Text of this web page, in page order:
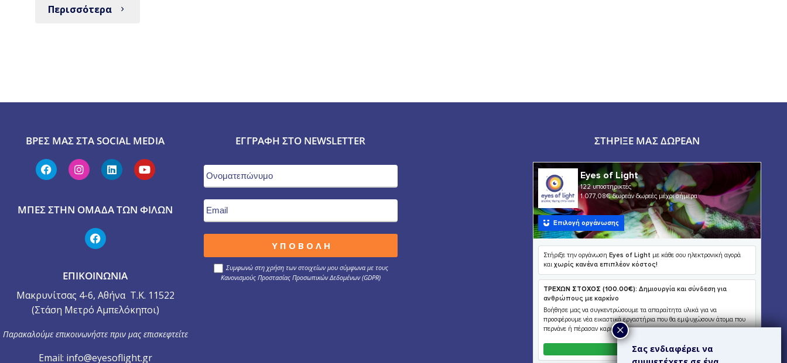
Περισσότερα
ΒΡΕΣ ΜΑΣ ΣΤΑ SOCIAL MEDIA
ΜΠΕΣ ΣΤΗΝ ΟΜΆΔΑ ΤΩΝ ΦΊΛΩΝ
ΕΠΙΚΟΙΝΩΝΙΑ
Μακρυνίτσας 4-6, Αθήνα Τ.Κ. 11522
(Στάση Μετρό Αμπελόκηποι)
Παρακαλούμε επικοινωνήστε πριν μας επισκεφτείτε
Email: info@eyesoflight.gr
ΕΓΓΡΑΦΉ ΣΤΟ NEWSLETTER
Συμφωνώ στη χρήση των στοιχείων μου σύμφωνα με τους
Κανονισμούς Προστασίας Προσωπικών Δεδομένων (GDPR)
ΣΤΉΡΙΞΕ ΜΑΣ ΔΩΡΕΆΝ
Σας ενδιαφέρει να